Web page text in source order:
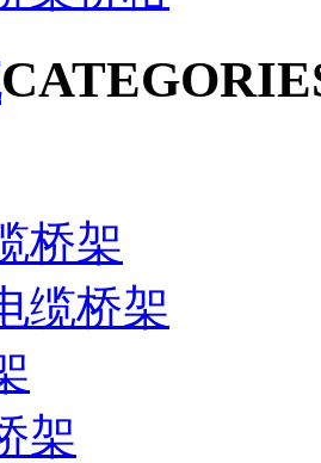
桥架
缆桥架
架